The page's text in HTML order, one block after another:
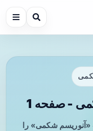
- صفحه 1
«آنوریسم شکمی» را